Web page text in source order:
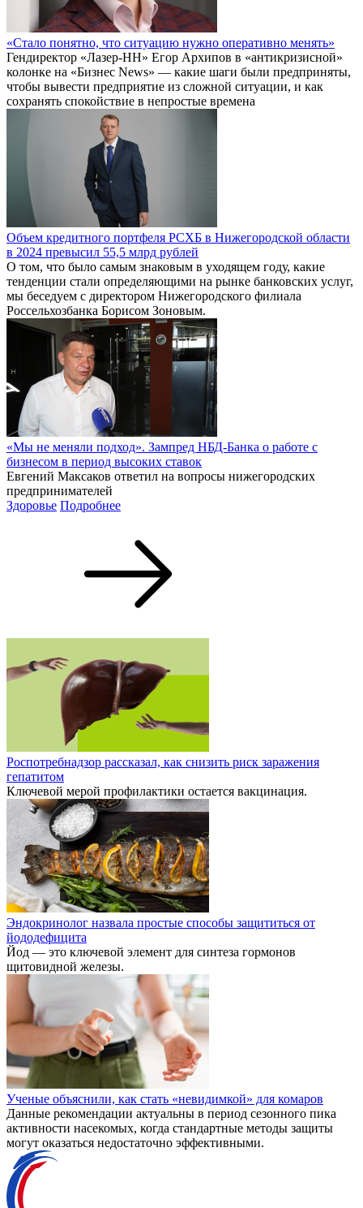
«Стало понятно, что ситуацию нужно оперативно менять»
Гендиректор «Лазер-НН» Егор Архипов в «антикризисной»
колонке на «Бизнес News» — какие шаги были предприняты,
чтобы вывести предприятие из сложной ситуации, и как
сохранять спокойствие в непростые времена
Объем кредитного портфеля РСХБ в Нижегородской области
в 2024 превысил 55,5 млрд рублей
О том, что было самым знаковым в уходящем году, какие
тенденции стали определяющими на рынке банковских услуг,
мы беседуем с директором Нижегородского филиала
Россельхозбанка Борисом Зоновым.
«Мы не меняли подход». Зампред НБД-Банка о работе с
бизнесом в период высоких ставок
Евгений Максаков ответил на вопросы нижегородских
предпринимателей
Здоровье Подробнее
Роспотребнадзор рассказал, как снизить риск заражения
гепатитом
Ключевой мерой профилактики остается вакцинация.
Эндокринолог назвала простые способы защититься от
йододефицита
Йод — это ключевой элемент для синтеза гормонов
щитовидной железы.
Ученые объяснили, как стать «невидимкой» для комаров
Данные рекомендации актуальны в период сезонного пика
активности насекомых, когда стандартные методы защиты
могут оказаться недостаточно эффективными.